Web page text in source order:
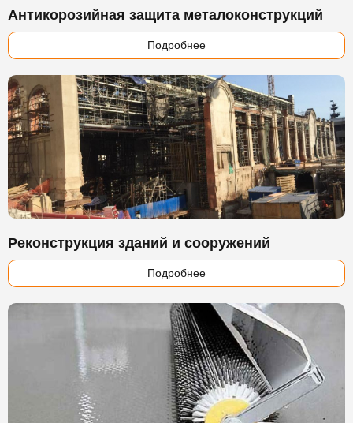
Антикорозийная защита металоконструкций
Подробнее
Реконструкция зданий и сооружений
Подробнее